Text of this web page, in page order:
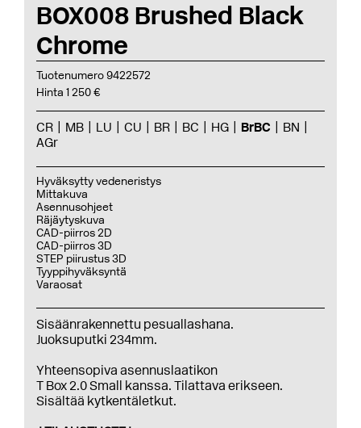
BOX008 Brushed Black
Chrome
Tuotenumero 9422572
Hinta 1 250 €
CR MB LU CU BR BC HG BrBC
BN
AGr
Hyväksytty vedeneristys
Mittakuva
Asennusohjeet
Räjäytyskuva
CAD-piirros 2D
CAD-piirros 3D
STEP piirustus 3D
Tyyppihyväksyntä
Varaosat
Sisäänrakennettu pesuallashana.
Juoksuputki 234mm.
Yhteensopiva asennuslaatikon
T Box 2.0 Small kanssa. Tilattava erikseen.
Sisältää kytkentäletkut.